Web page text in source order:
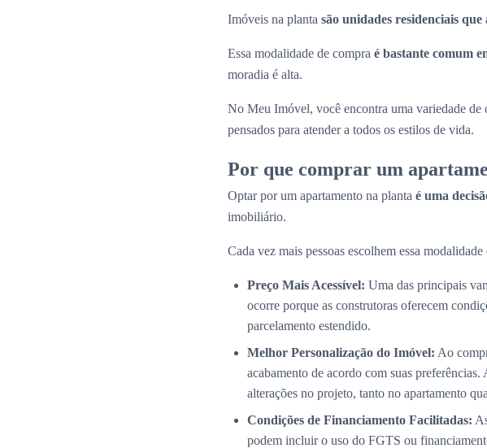
Imóveis na planta são unidades residenciais
Essa modalidade de compra é bastante comum
moradia é alta.
No Meu Imóvel, você encontra uma variedade de
pensados para atender a todos os estilos de vida.
Por que comprar um
Optar por um apartamento na planta é uma
imobiliário.
Cada vez mais pessoas escolhem essa
Preço Mais Acessível: Uma das principais
ocorre porque as construtoras oferecem
parcelamento estendido.
Melhor Personalização do Imóvel: Ao
acabamento de acordo com suas
alterações no projeto, tanto no apartamento
Condições de Financiamento Facilitadas:
podem incluir o uso do FGTS ou